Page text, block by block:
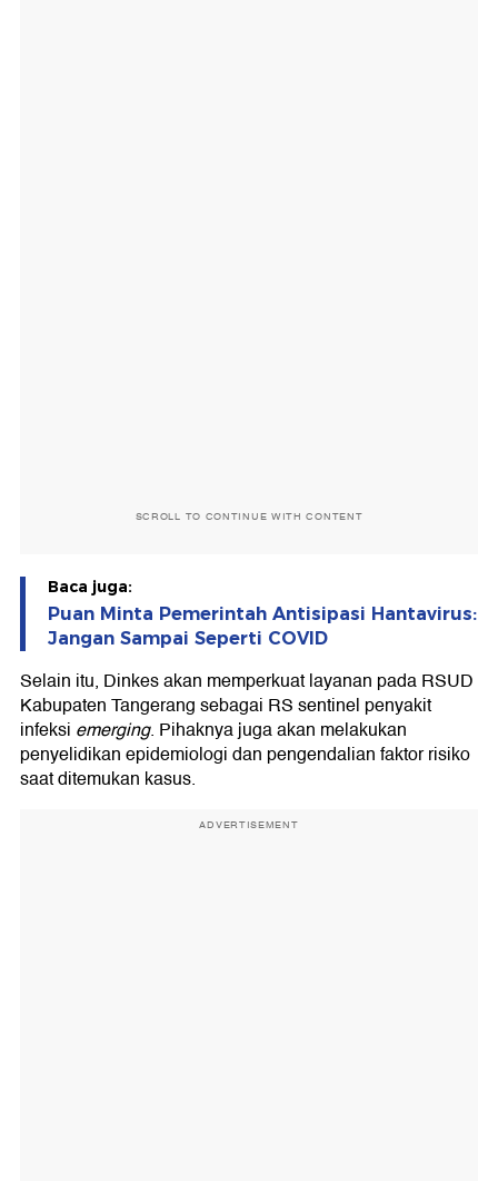
SCROLL TO CONTINUE WITH CONTENT
Baca juga:
Puan Minta Pemerintah Antisipasi Hantavirus:
Jangan Sampai Seperti COVID
Selain itu, Dinkes akan memperkuat layanan pada RSUD
Kabupaten Tangerang sebagai RS sentinel penyakit
infeksi emerging. Pihaknya juga akan melakukan
penyelidikan epidemiologi dan pengendalian faktor risiko
saat ditemukan kasus.
ADVERTISEMENT